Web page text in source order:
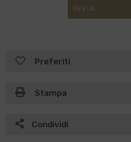
INVIA
Preferiti
Stampa
Condividi